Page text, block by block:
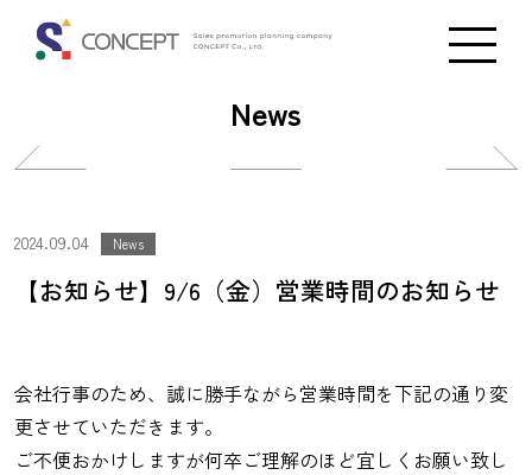
News
投
ナ
ビ
ゲ
シ
ョ
ン
ビ
ゲ
シ
ョ
ン
2024.09.04 News
【お知らせ】9/6（金）営業時間のお知らせ
会社行事のため、誠に勝手ながら営業時間を下記の通り変
更させていただきます。
ご不便おかけしますが何卒ご理解のほど宜しくお願い致し